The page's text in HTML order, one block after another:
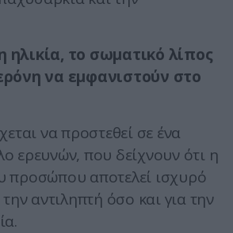
το σωματικό λίπος
να εμφανιστούν στο
να προστεθεί σε ένα
ερευνών, που δείχνουν ότι η
προσώπου αποτελεί ισχυρό
αντιληπτή όσο και για την